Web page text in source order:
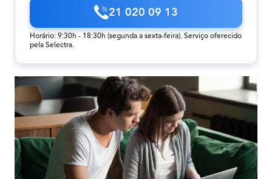
21 020 09 13
Horário: 9:30h - 18:30h (segunda a sexta-feira). Serviço oferecido
pela Selectra.